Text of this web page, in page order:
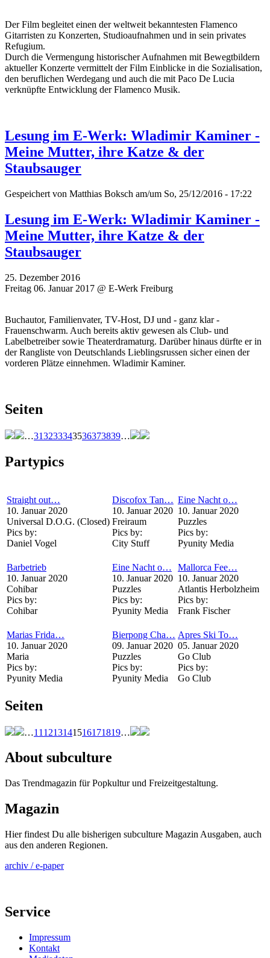
Der Film begleitet einen der weltweit bekanntesten Flamenco
Gitarristen zu Konzerten, Studioaufnahmen und in sein privates
Refugium.
Durch die Vermengung historischer Aufnahmen mit Bewegtbildern
aktueller Konzerte vermittelt der Film Einblicke in die Sozialisation,
den beruflichen Werdegang und auch die mit Paco De Lucia
verknüpfte Entwicklung der Flamenco Musik.
Lesung im E-Werk: Wladimir Kaminer -
Meine Mutter, ihre Katze & der
Staubsauger
Gespeichert von Matthias Boksch am/um So, 25/12/2016 - 17:22
Lesung im E-Werk: Wladimir Kaminer -
Meine Mutter, ihre Katze & der
Staubsauger
25. Dezember 2016
Freitag 06. Januar 2017 @ E-Werk Freiburg
Buchautor, Familienvater, TV-Host, DJ und - ganz klar -
Frauenschwarm. Auch bereits aktiv gewesen als Club- und
Labelbetreiber sowie Theaterdramaturg. Darüber hinaus dürfte er in
der Rangliste von Deutschlands Lieblingsrussen sicher einen der
vorderen Plätze einnehmen. Wladimir Kaminer.
Seiten
…313233343536373839…
Partypics
Straight out…
10. Januar 2020
Universal D.O.G. (Closed)
Pics by:
Daniel Vogel
Discofox Tan…
10. Januar 2020
Freiraum
Pics by:
City Stuff
Eine Nacht o…
10. Januar 2020
Puzzles
Pics by:
Pyunity Media
Barbetrieb
10. Januar 2020
Cohibar
Pics by:
Cohibar
Eine Nacht o…
10. Januar 2020
Puzzles
Pics by:
Pyunity Media
Mallorca Fee…
10. Januar 2020
Atlantis Herbolzheim
Pics by:
Frank Fischer
Marias Frida…
10. Januar 2020
Maria
Pics by:
Pyunity Media
Bierpong Cha…
09. Januar 2020
Puzzles
Pics by:
Pyunity Media
Apres Ski To…
05. Januar 2020
Go Club
Pics by:
Go Club
Seiten
…11 1213141516171819…
About subculture
Das Trendmagazin für Popkultur und Freizeitgestaltung.
Magazin
Hier findest Du alle bisherigen subculture Magazin Ausgaben, auch
aus den anderen Regionen.
archiv / e-paper
Service
Impressum
Kontakt